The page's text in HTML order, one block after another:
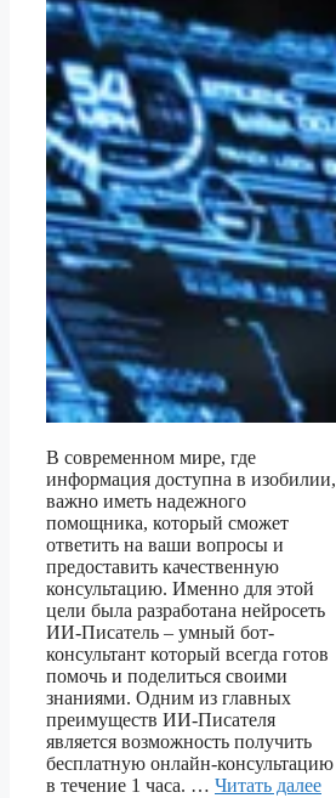
В современном мире, где
информация доступна в изобилии,
важно иметь надежного
помощника, который сможет
ответить на ваши вопросы и
предоставить качественную
консультацию. Именно для этой
цели была разработана нейросеть
ИИ-Писатель – умный бот-
консультант который всегда готов
помочь и поделиться своими
знаниями. Одним из главных
преимуществ ИИ-Писателя
является возможность получить
бесплатную онлайн-консультацию
в течение 1 часа. … Читать далее